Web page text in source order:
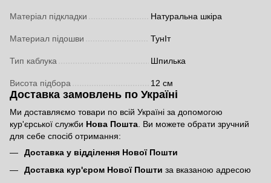
Матеріал підкладки Натуральна шкіра
Материал підошви ТунІт
Тип каблука Шпилька
Висота підбора 12 см
Доставка замовлень по Україні
Ми доставляємо товари по всій Україні за допомогою
кур'єрської служби Нова Пошта. Ви можете обрати зручний
для себе спосіб отримання:
Доставка у відділення Нової Пошти
Доставка кур'єром Нової Пошти за вказаною адресою